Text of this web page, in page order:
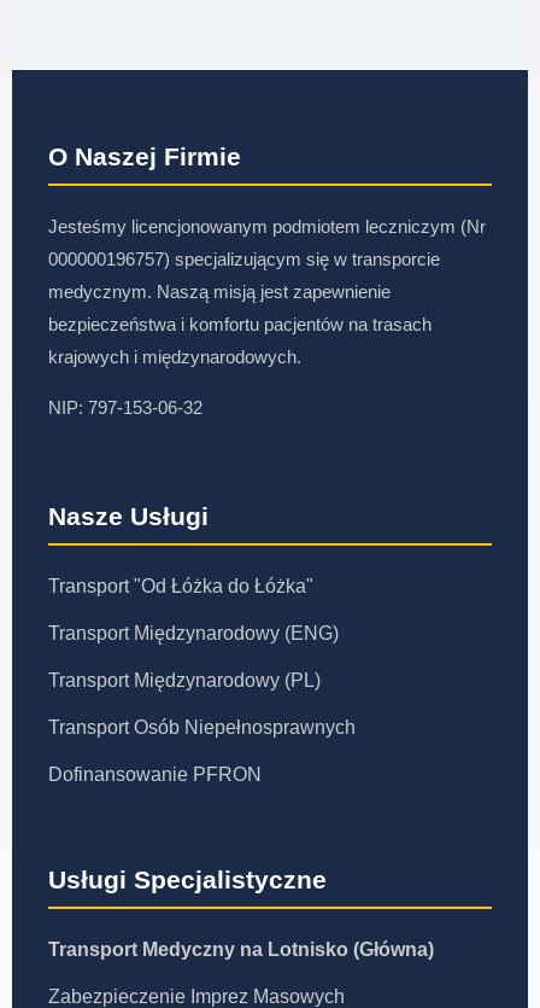
O Naszej Firmie
Jesteśmy licencjonowanym podmiotem leczniczym (Nr
000000196757) specjalizującym się w transporcie
medycznym. Naszą misją jest zapewnienie
bezpieczeństwa i komfortu pacjentów na trasach
krajowych i międzynarodowych.
NIP: 797-153-06-32
Nasze Usługi
Transport "Od Łóżka do Łóżka"
Transport Międzynarodowy (ENG)
Transport Międzynarodowy (PL)
Transport Osób Niepełnosprawnych
Dofinansowanie PFRON
Usługi Specjalistyczne
Transport Medyczny na Lotnisko (Główna)
Zabezpieczenie Imprez Masowych